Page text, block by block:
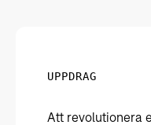
UPPDRAG
Att revolutionera